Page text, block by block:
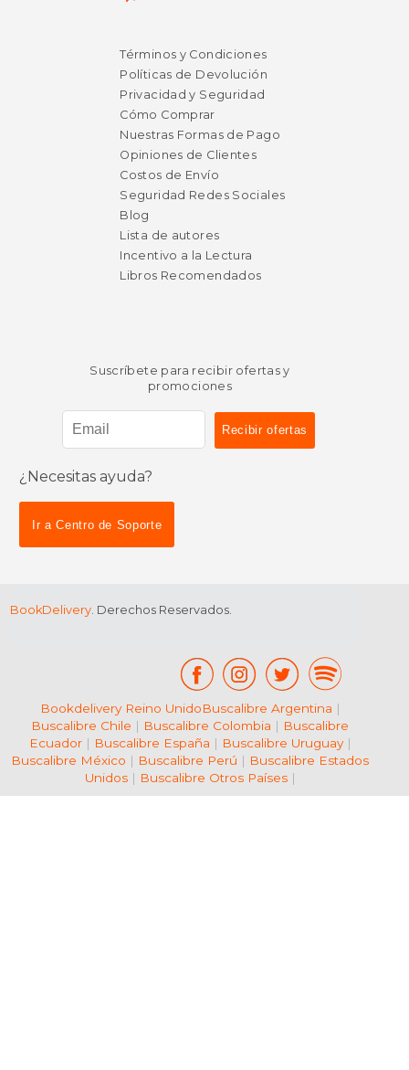
$ 15.06 dcto.
dcto. $ 12.74
Términos y Condiciones
Políticas de Devolución
Privacidad y Seguridad
Cómo Comprar
Nuestras Formas de Pago
Opiniones de Clientes
Costos de Envío
Seguridad Redes Sociales
Blog
Lista de autores
Incentivo a la Lectura
Libros Recomendados
Suscríbete para recibir ofertas y
promociones
¿Necesitas ayuda?
Ir a Centro de Soporte
BookDelivery. Derechos Reservados.
Bookdelivery Reino UnidoBuscalibre Argentina |
Buscalibre Chile | Buscalibre Colombia | Buscalibre
Ecuador| Buscalibre España | Buscalibre Uruguay|
Buscalibre México | Buscalibre Perú | Buscalibre Estados
Unidos| Buscalibre Otros Países|